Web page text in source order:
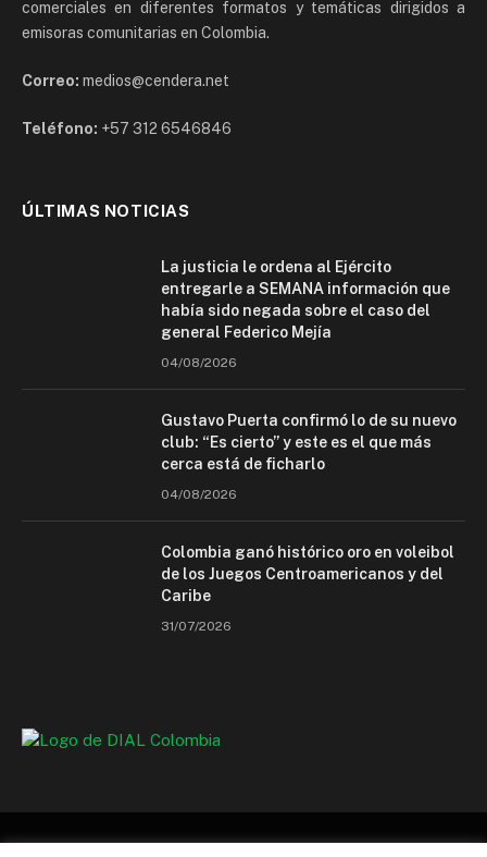
comerciales en diferentes formatos y temáticas dirigidos a
emisoras comunitarias en Colombia.
Correo: medios@cendera.net
Teléfono: +57 312 6546846
ÚLTIMAS NOTICIAS
La justicia le ordena al Ejército
entregarle a SEMANA información que
había sido negada sobre el caso del
general Federico Mejía
04/08/2026
Gustavo Puerta confirmó lo de su nuevo
club: “Es cierto” y este es el que más
cerca está de ficharlo
04/08/2026
Colombia ganó histórico oro en voleibol
de los Juegos Centroamericanos y del
Caribe
31/07/2026